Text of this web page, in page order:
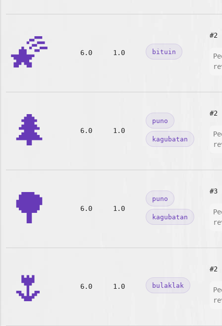
🌠 6.0 1.0 bituin
#2
🌲 6.0 1.0
puno
kagubatan
#2
🌳 6.0 1.0
puno
kagubatan
#3
🌷 6.0 1.0 bulaklak
#2